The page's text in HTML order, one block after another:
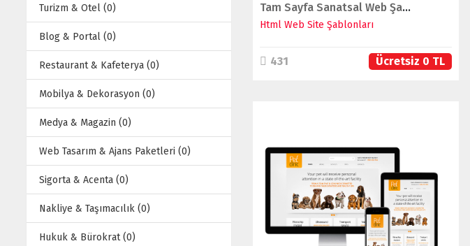
Turizm & Otel (0)
Blog & Portal (0)
Restaurant & Kafeterya (0)
Mobilya & Dekorasyon (0)
Medya & Magazin (0)
Web Tasarım & Ajans Paketleri (0)
Sigorta & Acenta (0)
Nakliye & Taşımacılık (0)
Hukuk & Bürokrat (0)
Tam Sayfa Sanatsal Web Şablon
Html Web Site Şablonları
431 Ücretsiz 0 TL
İNCELE
SATIN AL